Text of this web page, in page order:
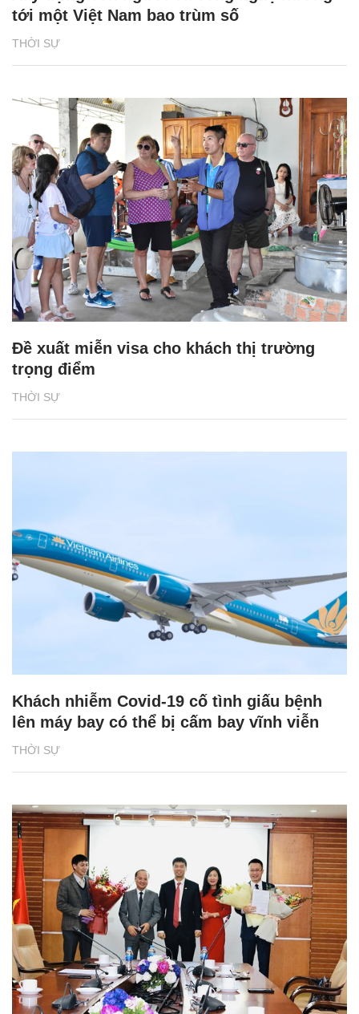
THỜI SỰ
tới một Việt Nam bao trùm số
THỜI SỰ
Đề xuất miễn visa cho khách thị trường
trọng điểm
THỜI SỰ
Khách nhiễm Covid-19 cố tình giấu bệnh
lên máy bay có thể bị cấm bay vĩnh viễn